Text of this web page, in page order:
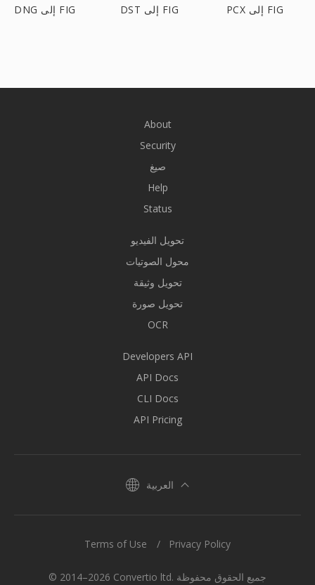
DNG إلى FIG DST إلى FIG PCX إلى FIG
About
Security
صيغ
Help
Status
تحويل الفيديو
محول الصوتيات
تحويل وثيقة
تحويل صورة
OCR
Developers API
API Docs
CLI Docs
API Pricing
العربية
© 2014–2026 Convertio ltd. جميع الحقوق محفوظة
Terms of Use Privacy Policy